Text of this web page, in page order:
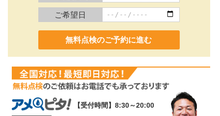
ご希望日
0120-991-887
【受付時間】8:30～20:00